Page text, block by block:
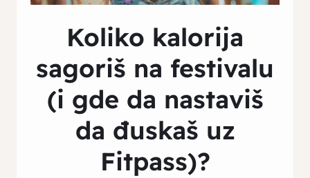
Koliko kalorija
sagoriš na festivalu
(i gde da nastaviš
da đuskaš uz
Fitpass)?